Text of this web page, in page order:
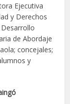
Ejecutiva
y Derechos
de Abordaje
concejales;
y